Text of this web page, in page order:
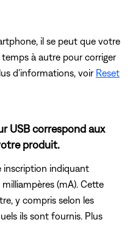
il se peut que votre
à autre pour corriger
d'informations, voir Reset
USB correspond aux
produit.
inscription indiquant
(mA). Cette
y compris selon les
ils sont fournis. Plus